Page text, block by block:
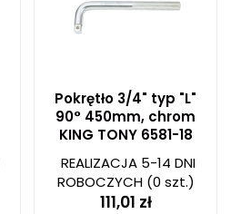
Pokrętło 3/4" typ "L"
90° 450mm, chrom
KING TONY 6581-18
REALIZACJA 5-14 DNI
ROBOCZYCH(0 szt.)
111,01 zł